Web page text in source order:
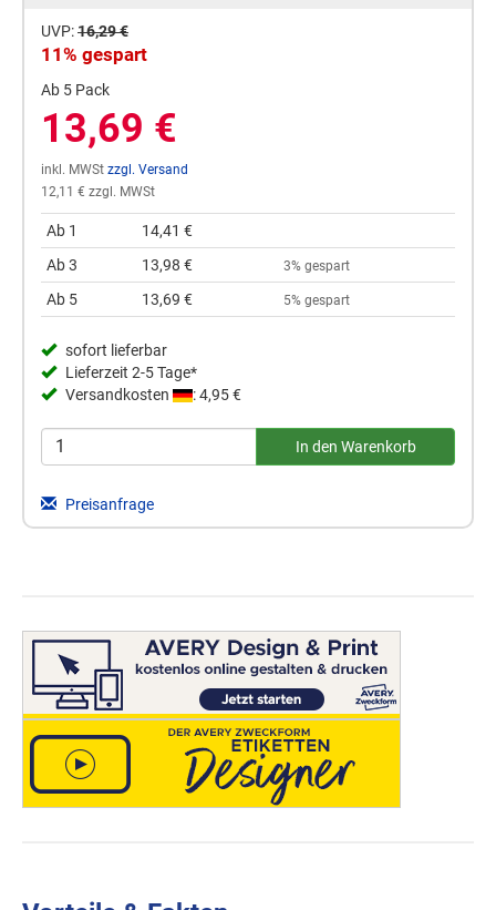
UVP:16,29 €
11% gespart
Ab 5 Pack
13,69 €
inkl. MWSt zzgl. Versand
12,11 € zzgl. MWSt
Ab 1
14,41 €
Ab 3
13,98 € 3% gespart
Ab 5 13,69 € 5% gespart
sofort lieferbar
Lieferzeit 2-5 Tage*
Versandkosten
: 4,95 €
Preisanfrage